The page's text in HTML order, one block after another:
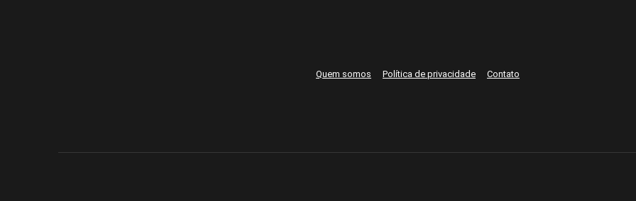
Quem somos Política de privacidade Contato